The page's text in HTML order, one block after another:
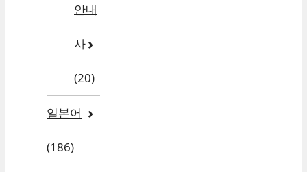
안내
사
(20)
일본어
(186)